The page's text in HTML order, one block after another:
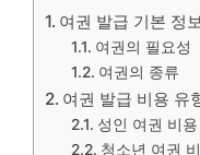
여권 발급 기본 정
여권의 필요성
여권의 종류
여권 발급 비용 유
성인 여권 비용
청소년 여권